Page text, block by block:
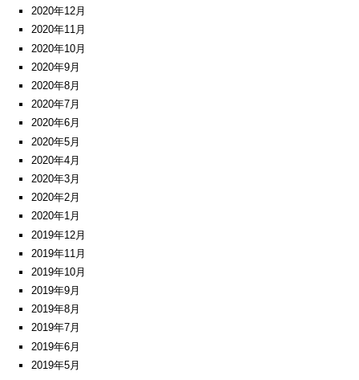
2020年12月
2020年11月
2020年10月
2020年9月
2020年8月
2020年7月
2020年6月
2020年5月
2020年4月
2020年3月
2020年2月
2020年1月
2019年12月
2019年11月
2019年10月
2019年9月
2019年8月
2019年7月
2019年6月
2019年5月